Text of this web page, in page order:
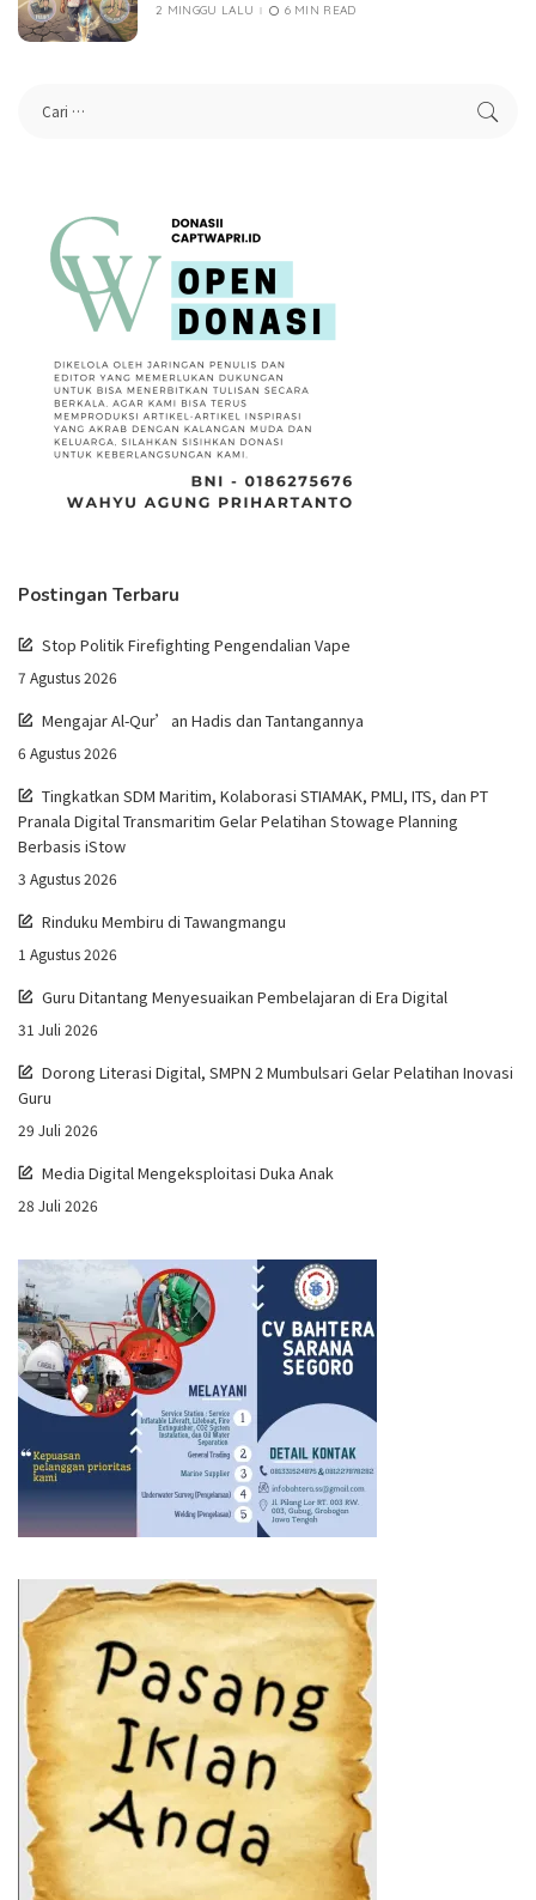
2 MINGGU LALU 6 MIN READ
Postingan Terbaru
Stop Politik Firefighting Pengendalian Vape
7 Agustus 2026
Mengajar Al-Qur’an Hadis dan Tantangannya
6 Agustus 2026
Tingkatkan SDM Maritim, Kolaborasi STIAMAK, PMLI, ITS, dan PT
Pranala Digital Transmaritim Gelar Pelatihan Stowage Planning
Berbasis iStow
3 Agustus 2026
Rinduku Membiru di Tawangmangu
1 Agustus 2026
Guru Ditantang Menyesuaikan Pembelajaran di Era Digital
31 Juli 2026
Dorong Literasi Digital, SMPN 2 Mumbulsari Gelar Pelatihan Inovasi
Guru
29 Juli 2026
Media Digital Mengeksploitasi Duka Anak
28 Juli 2026